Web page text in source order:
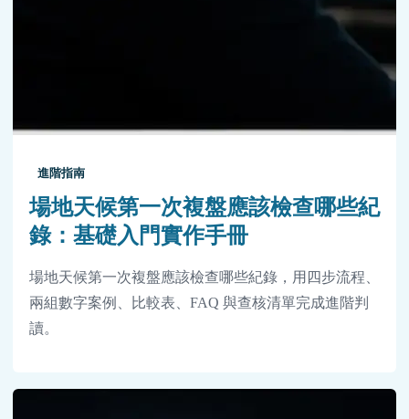
進階指南
場地天候第一次複盤應該檢查哪些紀
錄：基礎入門實作手冊
場地天候第一次複盤應該檢查哪些紀錄，用四步流程、
兩組數字案例、比較表、FAQ 與查核清單完成進階判
讀。